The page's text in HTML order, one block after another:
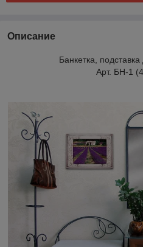
Описание
Банкетка,
Арт. БН-1